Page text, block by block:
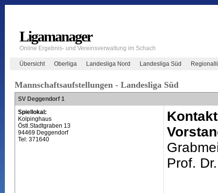
Ligamanager
Online Ergebnis- und Vereinsverwaltung im Schach
Übersicht Oberliga Landesliga Nord Landesliga Süd
Mannschaftsaufstellungen - Landesliga Süd
SV Deggendorf 1
Spiellokal:
Kolpinghaus
Östl.Stadtgraben 13
94469 Deggendorf
Tel: 371640
Prof. Dr.